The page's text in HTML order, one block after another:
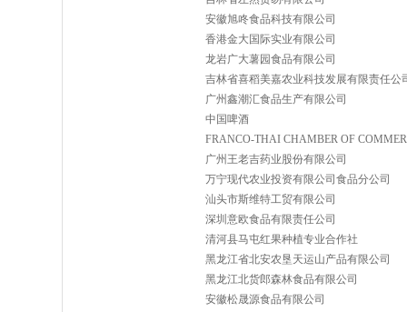
安徽旭咚食品科技有限公司
香港金大国际实业有限公司
龙岩广大薯园食品有限公司
吉林省喜稻美嘉农业科技发展有限责任公
广州鑫潮汇食品生产有限公司
中国啤酒
FRANCO-THAI CHAMBER OF
广州王老吉药业股份有限公司
万宁现代农业投资有限公司食品分公司
汕头市斯维特工贸有限公司
深圳意欧食品有限责任公司
清河县马屯红果种植专业合作社
黑龙江省北安农垦天运山产品有限公司
黑龙江北货郎森林食品有限公司
安徽松晟源食品有限公司